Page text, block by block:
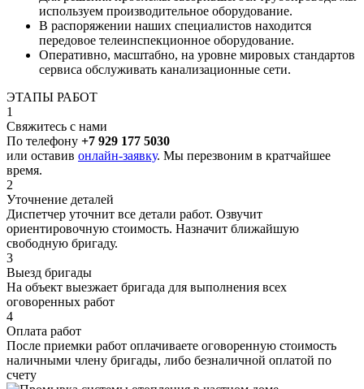
используем производительное оборудование.
В распоряжении наших специалистов находится
передовое телеинспекционное оборудование.
Оперативно, масштабно, на уровне мировых стандартов
сервиса обслуживать канализационные сети.
ЭТАПЫ РАБОТ
1
Свяжитесь с нами
По телефону +7 929 177 5030
или оставив онлайн-заявку. Мы перезвоним в кратчайшее
время.
2
Уточнение деталей
Диспетчер уточнит все детали работ. Озвучит
ориентировочную стоимость. Назначит ближайшую
свободную бригаду.
3
Выезд бригады
На объект выезжает бригада для выполнения всех
оговоренных работ
4
Оплата работ
После приемки работ оплачиваете оговоренную стоимость
наличными члену бригады, либо безналичной оплатой по
счету